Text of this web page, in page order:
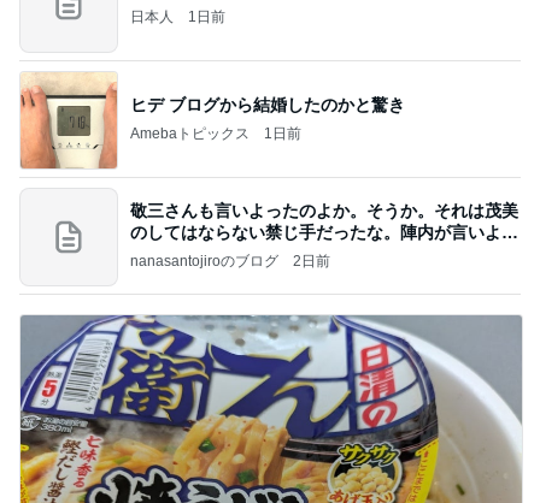
日本人 1日前
ヒデ ブログから結婚したのかと驚き
Amebaトピックス 1日前
敬三さんも言いよったのよか。そうか。それは茂美
のしてはならない禁じ手だったな。陣内が言いよる
のよ
nanasantojiroのブログ 2日前